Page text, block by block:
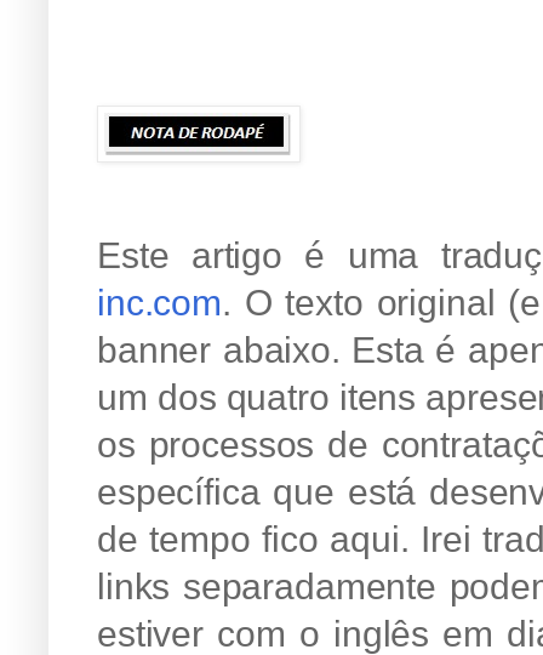
Este artigo é uma
inc.com. O texto original
banner abaixo. Esta é
um dos quatro itens
os processos de
específica que está
de tempo fico aqui. Irei
links separadamente
estiver com o inglês em